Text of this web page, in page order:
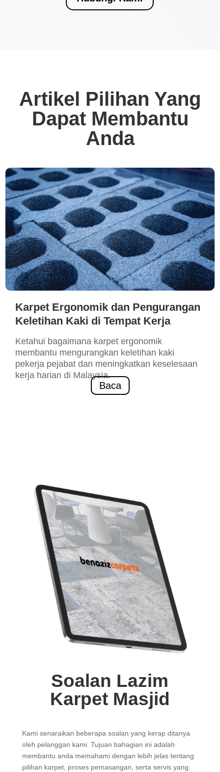
Artikel Pilihan Yang
Dapat Membantu
Anda
Karpet Ergonomik dan Pengurangan
Keletihan Kaki di Tempat Kerja
Ketahui bagaimana karpet ergonomik
membantu mengurangkan keletihan kaki
pekerja pejabat dan meningkatkan keselesaan
kerja harian di Malaysia.
Baca
Soalan Lazim
Karpet Masjid
Kami senaraikan beberapa soalan yang kerap ditanya
oleh pelanggan kami. Tujuan bahagian ini adalah
membantu anda memahami dengan lebih jelas tentang
pilihan karpet, proses pemasangan, serta servis yang